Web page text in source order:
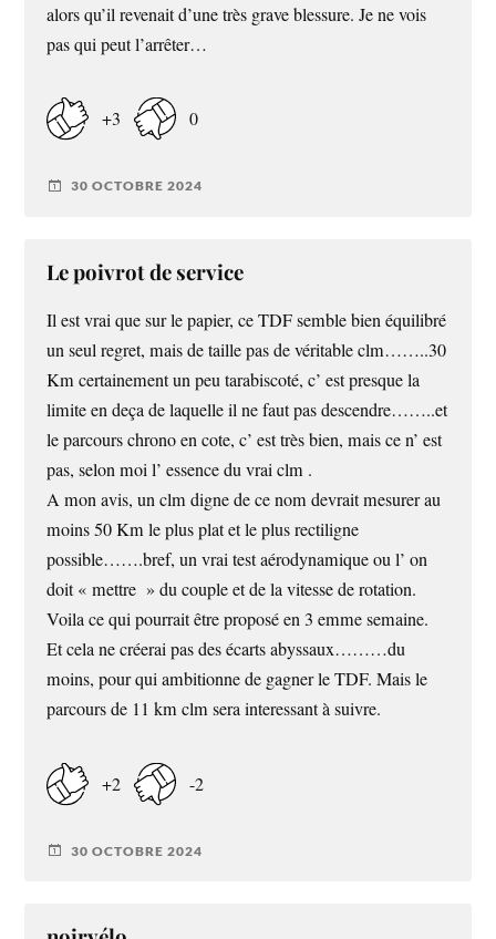
alors qu’il revenait d’une très grave blessure. Je ne vois
pas qui peut l’arrêter…
+3 0
30 OCTOBRE 2024
Le poivrot de service
Il est vrai que sur le papier, ce TDF semble bien équilibré
un seul regret, mais de taille pas de véritable clm……..30
Km certainement un peu tarabiscoté, c’ est presque la
limite en deça de laquelle il ne faut pas descendre……..et
le parcours chrono en cote, c’ est très bien, mais ce n’ est
pas, selon moi l’ essence du vrai clm .
A mon avis, un clm digne de ce nom devrait mesurer au
moins 50 Km le plus plat et le plus rectiligne
possible…….bref, un vrai test aérodynamique ou l’ on
doit « mettre » du couple et de la vitesse de rotation.
Voila ce qui pourrait être proposé en 3 emme semaine.
Et cela ne créerai pas des écarts abyssaux………du
moins, pour qui ambitionne de gagner le TDF. Mais le
parcours de 11 km clm sera interessant à suivre.
+2 -2
30 OCTOBRE 2024